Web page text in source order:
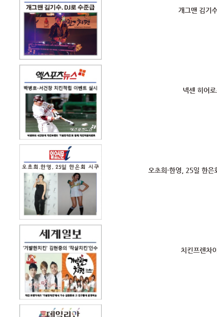
개그맨 김기
넥센 히어
오초희·한영, 25일 한은
치킨프렌차